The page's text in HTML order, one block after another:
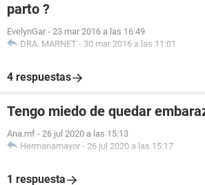
parto ?
EvelynGar - 23 mar 2016 a las 16:49
DRA. MARNET - 30 mar 2016 a las 11:01
4 respuestas
Tengo miedo de quedar
Ana.mf - 26 jul 2020 a las 15:13
Hermanamayor - 26 jul 2020 a las 15:17
1 respuesta